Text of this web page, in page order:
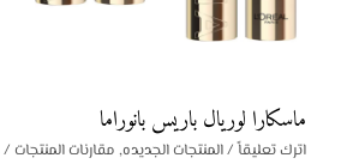
ماسكارا لوريال باريس بانوراما
اترك تعليقاً/المنتجات الجديده, مقارنات المنتجات / By